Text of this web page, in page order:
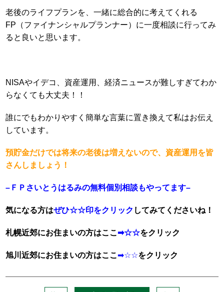
老後のライフプランを、一緒に総合的に考えてくれる
FP（ファイナンシャルプランナー）に一度相談に行ってみ
ると良いと思います。
NISAやイデコ、資産運用、経済ニュースが難しすぎてわか
らなくても大丈夫！！
誰にでもわかりやすく簡単な言葉に置き換えて私はお伝え
しています。
預貯金だけでは将来の老後は増えないので、資産運用を皆
さんしましょう！
–ＦＰさいとうはるみの無料個別相談もやってます–
気になる方はぜひ☆☆印をクリック してみてくださいね！
札幌近郊にお住まいの方はここ ➡☆☆をクリック
旭川近郊にお住まいの方はここ ➡☆☆をクリック